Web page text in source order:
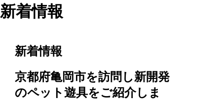
新着情報
新着情報
京都府亀岡市を訪問し新開発
のペット遊具をご紹介しま